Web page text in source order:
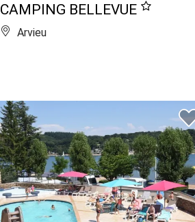
CAMPING BELLEVUE
Arvieu